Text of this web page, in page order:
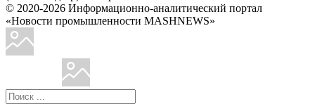
© 2020-2026 Информационно-аналитический портал
«Новости промышленности MASHNEWS»